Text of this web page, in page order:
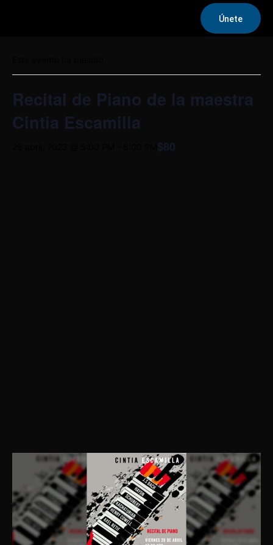
Únete
Recital de Piano de la maestra
Cintia Escamilla
$80